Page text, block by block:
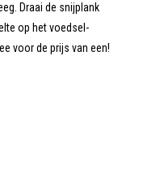
Draai de snijplank
op het voedsel-
voor de prijs van een!